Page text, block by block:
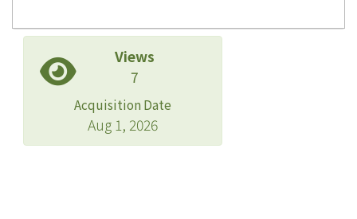
Views
7
Acquisition Date
Aug 1, 2026